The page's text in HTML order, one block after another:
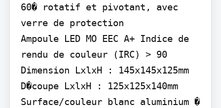
60� rotatif et pivotant, avec
verre de protection
Ampoule LED MO EEC A+ Indice de
rendu de couleur (IRC) > 90
Dimension LxlxH : 145x145x125mm
D�coupe LxlxH : 125x125x140mm
Surface/couleur blanc aluminium �